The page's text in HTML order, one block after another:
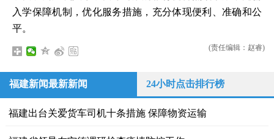
入学保障机制，优化服务措施，充分体现便利、准确和公
平。
(责任编辑：赵睿)
福建新闻最新新闻 24小时点击排行榜
福建出台关爱货车司机十条措施 保障物资运输